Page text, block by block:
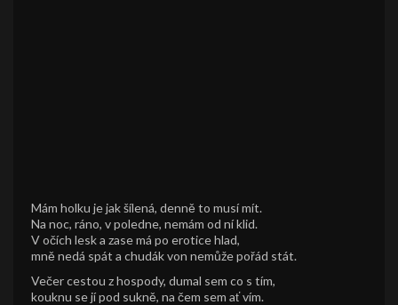
Mám holku je jak šílená, denně to musí mít.
Na noc, ráno, v poledne, nemám od ní klid.
V očích lesk a zase má po erotice hlad,
mně nedá spát a chudák von nemůže pořád stát.
Večer cestou z hospody, dumal sem co s tím,
kouknu se jí pod sukně, na čem sem ať vím.